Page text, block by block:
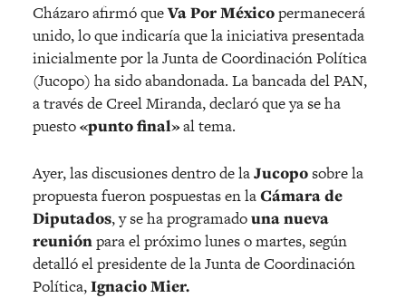
Cházaro afirmó queVa Por Méxicopermanecerá
unido, lo que indicaría que la iniciativa presentada
inicialmente por la Junta de Coordinación Política
(Jucopo) ha sido abandonada. La bancada del PAN,
a través de Creel Miranda, declaró que ya se ha
puesto«punto final»al tema.
Ayer, las discusiones dentro de laJucoposobre la
propuesta fueron pospuestas en laCámara de
Diputados, y se ha programadouna nueva
reuniónpara el próximo lunes o martes, según
detalló el presidente de la Junta de Coordinación
Política,Ignacio Mier.